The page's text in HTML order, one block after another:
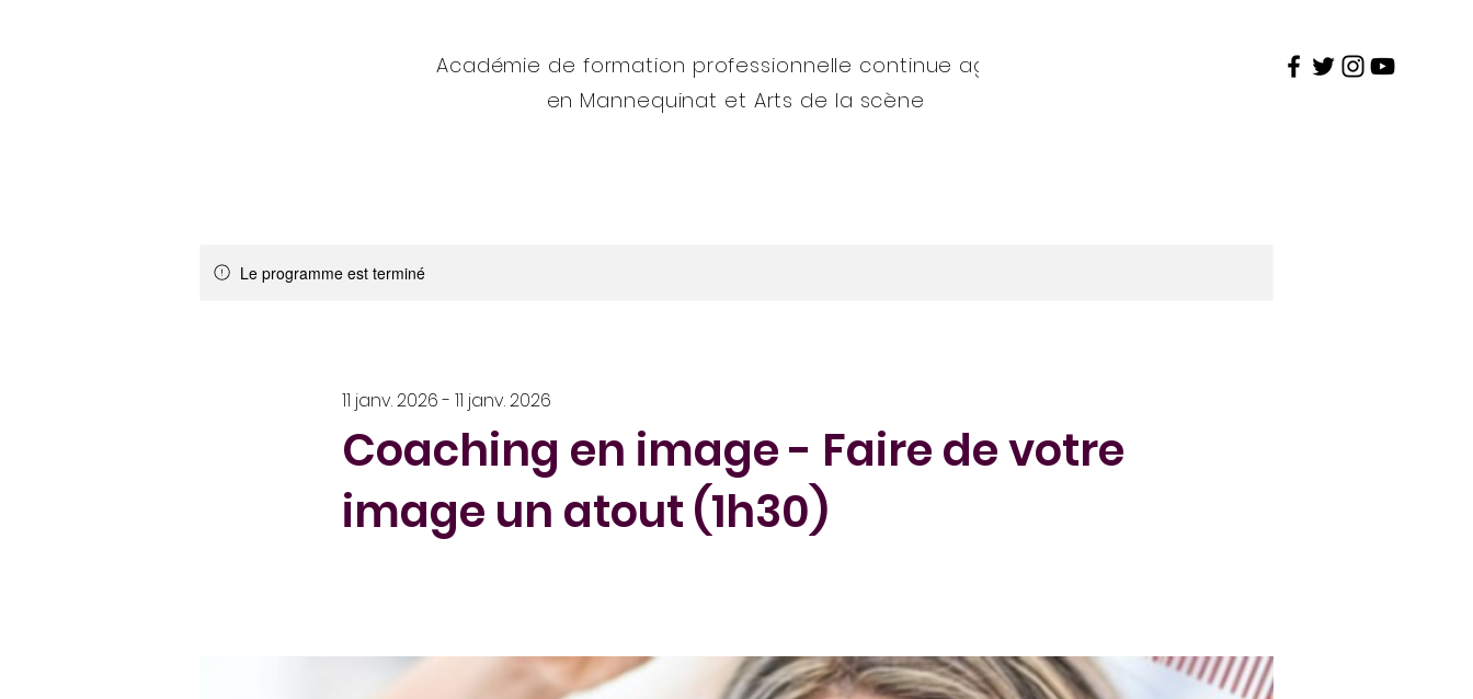
Académie de formation professionnelle continue agréée
en Mannequinat et Arts de la scène
Le programme est terminé
Coaching en image - Faire de votre
image un atout (1h30)
11 janv. 2026 - 11 janv. 2026